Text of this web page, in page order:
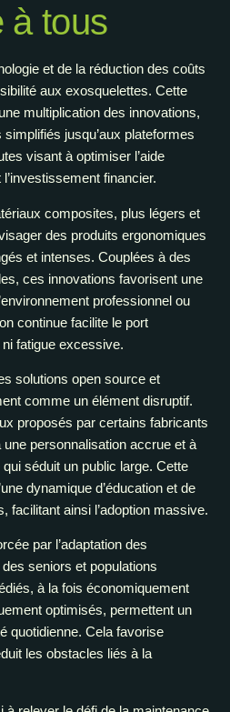
à tous
et de la réduction des coûts
aux exosquelettes. Cette
multiplication des innovations,
jusqu’aux plateformes
visant à optimiser l’aide
financier.
composites, plus légers et
des produits ergonomiques
et intenses. Couplées à des
ces innovations favorisent une
professionnel ou
continue facilite le port
fatigue excessive.
solutions open source et
comme un élément disruptif.
proposés par certains fabricants
personnalisation accrue et à
séduit un public large. Cette
dynamique d’éducation et de
facilitant ainsi l’adoption massive.
par l’adaptation des
seniors et populations
à la fois économiquement
optimisés, permettent un
quotidienne. Cela favorise
les obstacles liés à la